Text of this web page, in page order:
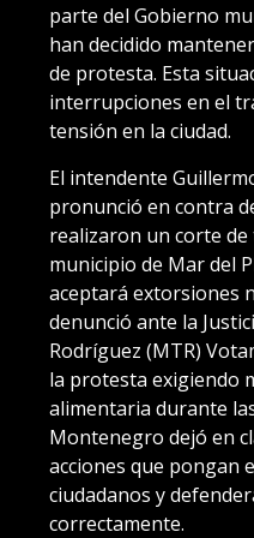
parte del Gobierno
han decidido
de protesta. Esta
interrupciones en el
tensión en la ciudad.
El intendente
pronunció en contra
realizaron un corte
municipio de Mar del
aceptará extorsiones
denunció ante la
Rodríguez (MTR)
la protesta exigiendo
alimentaria durante
Montenegro dejó en
acciones que pongan
ciudadanos y
correctamente.